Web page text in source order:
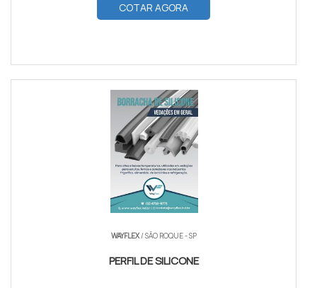
COTAR AGORA
WAYFLEX/ SÃO ROQUE - SP
PERFIL DE SILICONE